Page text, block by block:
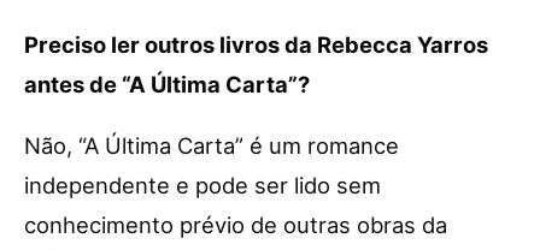
Preciso ler outros livros da Rebecca Yarros
antes de “A Última Carta”?
Não, “A Última Carta” é um romance
independente e pode ser lido sem
conhecimento prévio de outras obras da